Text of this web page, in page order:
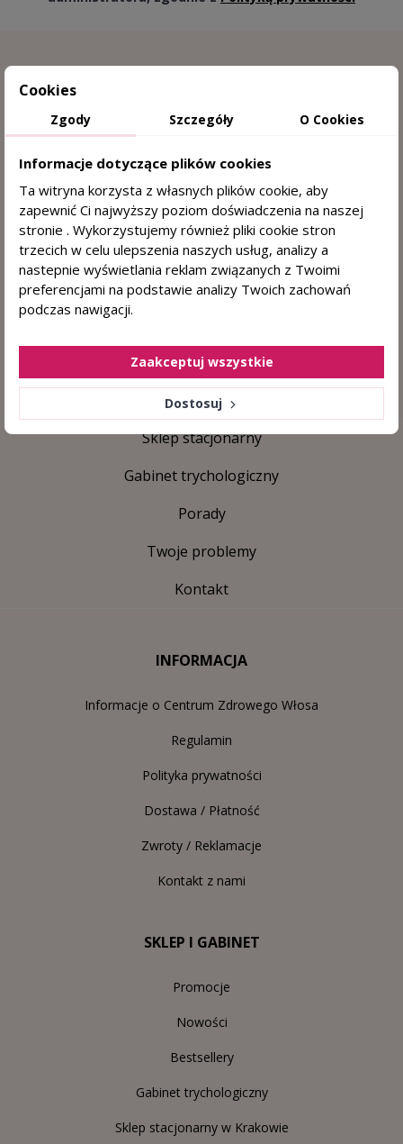
15 lat doświadczenia w trychologii
Sprawdzone przez trychologa
DERMOKOSMETYKI DO WŁOSÓW I SKÓRY
sklep@centrumzdrowegowlosa.pl
Sklep stacjonarny
Gabinet trychologiczny
Porady
Twoje problemy
Kontakt
INFORMACJA
Informacje o Centrum Zdrowego Włosa
Regulamin
Polityka prywatności
Dostawa / Płatność
Zwroty / Reklamacje
Kontakt z nami
SKLEP I GABINET
Promocje
Nowości
Bestsellery
Gabinet trychologiczny
Sklep stacjonarny w Krakowie
Cookies
Zgody Szczegóły O Cookies
Informacje dotyczące plików cookies
Ta witryna korzysta z własnych plików cookie, aby
zapewnić Ci najwyższy poziom doświadczenia na naszej
stronie . Wykorzystujemy również pliki cookie stron
trzecich w celu ulepszenia naszych usług, analizy a
nastepnie wyświetlania reklam związanych z Twoimi
preferencjami na podstawie analizy Twoich zachowań
podczas nawigacji.
Dostosuj
Zaakceptuj wszystkie